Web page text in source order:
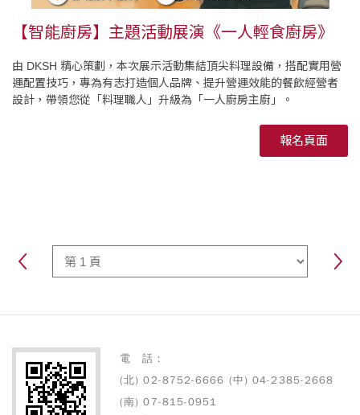
【智能廚房】主題活動展演《一人輕食廚房》
由 DKSH 精心策劃，本次展示活動集結頂尖料理設備，搭配實用營
運配置技巧，專為有志打造個人品牌、提升營運效能的餐飲經營者
設計，帶領您從「料理職人」升級為「一人廚房主廚」。
報名頁面
電 話：
(北) 02-8752-6666 (中) 04-2385-2668
(南) 07-815-0951